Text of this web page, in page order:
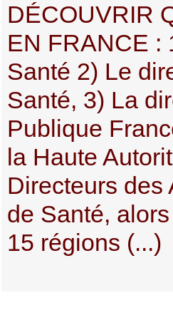
DÉCOUVRIR
EN FRANCE :
Santé 2) Le
Santé, 3) La
Publique
la Haute
Directeurs des
de Santé, alors
15 régions (...)